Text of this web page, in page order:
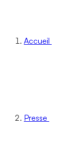
Accueil
Presse